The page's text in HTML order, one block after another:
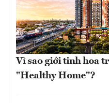
Vì sao giới tinh hoa
"Healthy Home"?